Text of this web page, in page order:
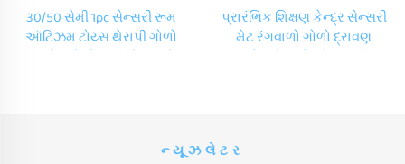
30/50 સેમી 1pc સેન્સરી રૂમ
ઑટિઝમ ટોય્સ થેરાપી ગોળો
પ્રારંભિક શિક્ષણ કેન્દ્ર સેન્સરી
મેટ રંગવાળો ગોળો દ્રાવણ
ન્યૂઝલેટર